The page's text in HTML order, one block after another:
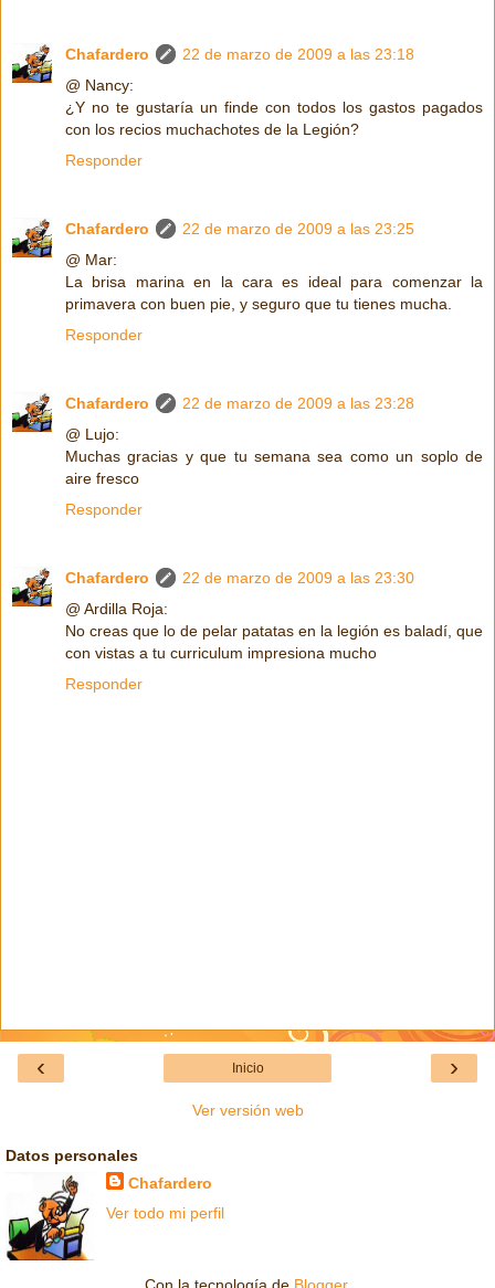
Chafardero
22 de marzo de 2009 a las 23:18
@ Nancy:
¿Y no te gustaría un finde con todos los gastos pagados
con los recios muchachotes de la Legión?
Responder
Chafardero
22 de marzo de 2009 a las 23:25
@ Mar:
La brisa marina en la cara es ideal para comenzar la
primavera con buen pie, y seguro que tu tienes mucha.
Responder
Chafardero
22 de marzo de 2009 a las 23:28
@ Lujo:
Muchas gracias y que tu semana sea como un soplo de
aire fresco
Responder
Chafardero
22 de marzo de 2009 a las 23:30
@ Ardilla Roja:
No creas que lo de pelar patatas en la legión es baladí, que
con vistas a tu curriculum impresiona mucho
Responder
‹ ›
Inicio
Ver versión web
Datos personales
Chafardero
Ver todo mi perfil
Con la tecnología de Blogger.